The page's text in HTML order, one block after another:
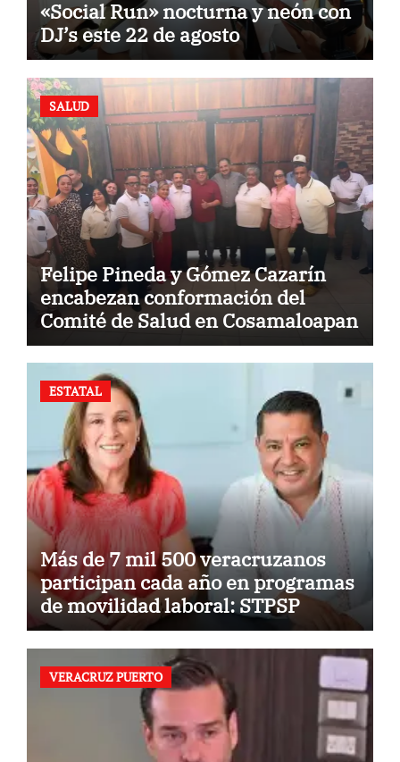
«Social Run» nocturna y neón con
DJ’s este 22 de agosto
SALUD
Felipe Pineda y Gómez Cazarín
encabezan conformación del
Comité de Salud en Cosamaloapan
ESTATAL
Más de 7 mil 500 veracruzanos
participan cada año en programas
de movilidad laboral: STPSP
VERACRUZ PUERTO